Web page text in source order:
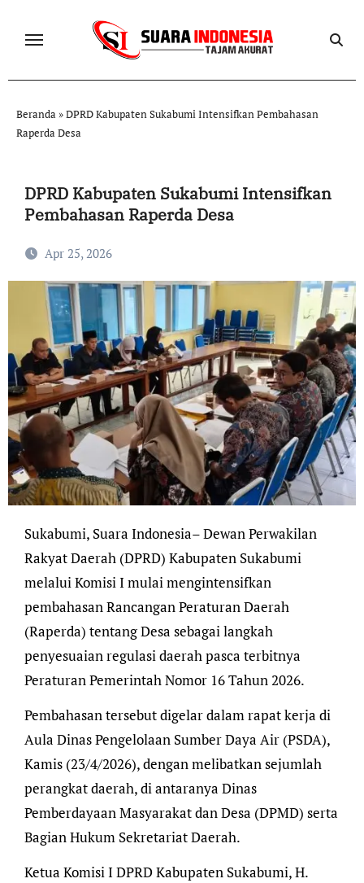
Beranda »DPRD Kabupaten Sukabumi Intensifkan Pembahasan
Raperda Desa
DPRD Kabupaten Sukabumi Intensifkan
Pembahasan Raperda Desa
Apr 25, 2026
Sukabumi, Suara Indonesia– Dewan Perwakilan
Rakyat Daerah (DPRD) Kabupaten Sukabumi
melalui Komisi I mulai mengintensifkan
pembahasan Rancangan Peraturan Daerah
(Raperda) tentang Desa sebagai langkah
penyesuaian regulasi daerah pasca terbitnya
Peraturan Pemerintah Nomor 16 Tahun 2026.
Pembahasan tersebut digelar dalam rapat kerja di
Aula Dinas Pengelolaan Sumber Daya Air (PSDA),
Kamis (23/4/2026), dengan melibatkan sejumlah
perangkat daerah, di antaranya Dinas
Pemberdayaan Masyarakat dan Desa (DPMD) serta
Bagian Hukum Sekretariat Daerah.
Ketua Komisi I DPRD Kabupaten Sukabumi, H.